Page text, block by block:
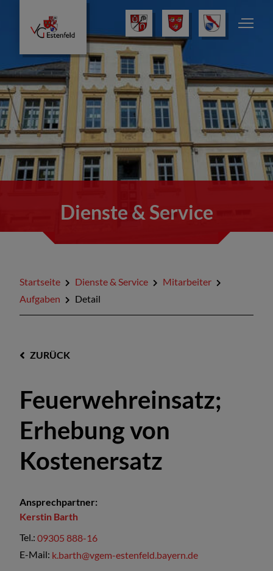
Dienste & Service
Startseite Dienste & Service
Mitarbeiter
Aufgaben
Detail
ZURÜCK
Feuerwehreinsatz;
Erhebung von
Kostenersatz
Ansprechpartner:
Kerstin Barth
Tel.: 09305 888-16
E-Mail: k.barth@vgem-estenfeld.bayern.de